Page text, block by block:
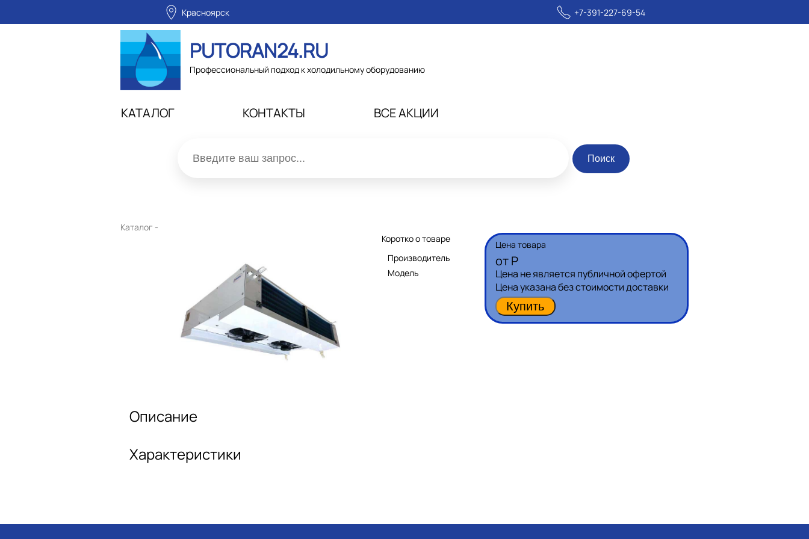
Красноярск +7-391-227-69-54
PUTORAN24.RU
Профессиональный подход к холодильному оборудованию
КАТАЛОГ КОНТАКТЫ ВСЕ АКЦИИ
Поиск
Каталог -
Коротко о товаре
Производитель
Модель
Цена товара
отР
Цена не является публичной офертой
Цена указана без стоимости доставки
Описание
Характеристики